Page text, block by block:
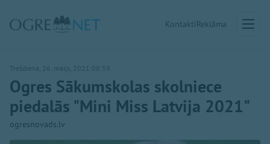
KontaktiReklāma
Trešdiena, 26. maijs, 2021 08:59
Ogres Sākumskolas skolniece
piedalās "Mini Miss Latvija 2021"
ogresnovads.lv